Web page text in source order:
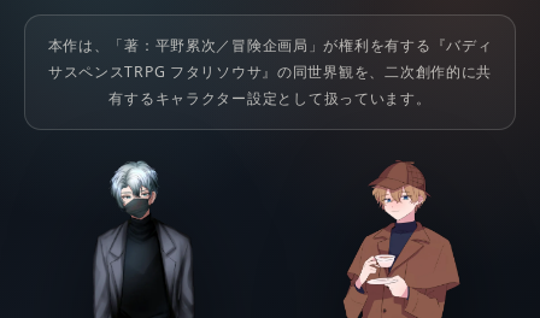
本作は、「著：平野累次／冒険企画局」が権利を有する『バディ
サスペンスTRPG フタリソウサ』の同世界観を、二次創作的に共
有するキャラクター設定として扱っています。